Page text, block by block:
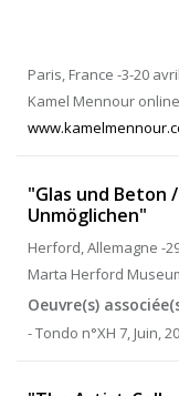
Paris, France -3-20
Kamel Mennour online
"Glas und Beton
Unmöglichen"
Herford, Allemagne -
Marta Herford
Oeuvre(s)
- Tondo n°XH 7, Juin,